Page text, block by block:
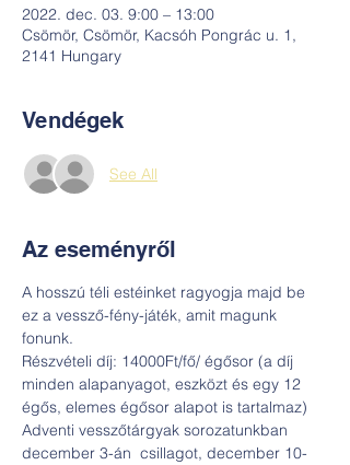
2022. dec. 03. 9:00 – 13:00
Csömör, Csömör, Kacsóh Pongrác u. 1,
2141 Hungary
Vendégek
See All
Az eseményről
A hosszú téli estéinket ragyogja majd be
ez a vessző-fény-játék, amit magunk
fonunk.
Részvételi díj: 14000Ft/fő/ égősor (a díj
minden alapanyagot, eszközt és egy 12
égős, elemes égősor alapot is tartalmaz)
Adventi vesszőtárgyak sorozatunkban
december 3-án  csillagot, december 10-